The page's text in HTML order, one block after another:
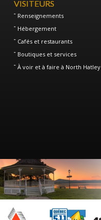
VISITEURS
Renseignements
Hébergement
Cafés et restaurants
Boutiques et services
À voir et à faire à North Hatley